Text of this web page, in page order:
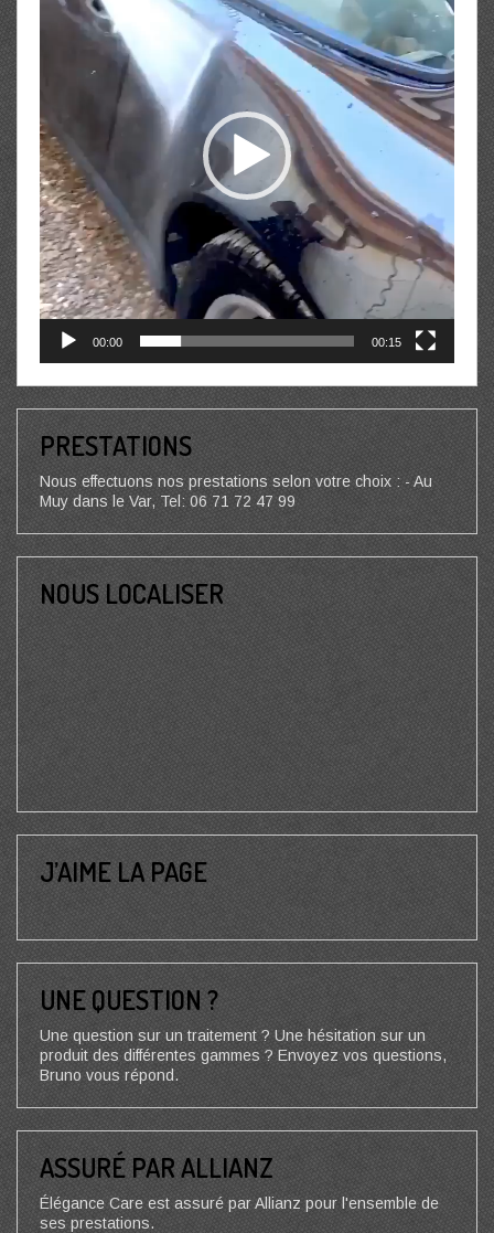
00:00 00:15
PRESTATIONS
Nous effectuons nos prestations selon votre choix : - Au
Muy dans le Var, Tel: 06 71 72 47 99
NOUS LOCALISER
J’AIME LA PAGE
UNE QUESTION ?
Une question sur un traitement ? Une hésitation sur un
produit des différentes gammes ? Envoyez vos questions,
Bruno vous répond.
ASSURÉ PAR ALLIANZ
Élégance Care est assuré par Allianz pour l'ensemble de
ses prestations.